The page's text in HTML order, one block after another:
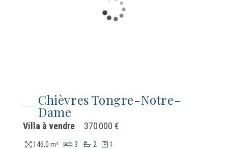
Chièvres Tongre-Notre-
Dame
370 000 €
Villa à vendre
146,0 m² 3 2 1